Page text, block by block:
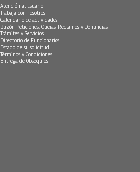
Atención al usuario
Trabaja con nosotros
Calendario de actividades
Buzón Peticiones, Quejas, Reclamos y Denuncias
Trámites y Servicios
Directorio de Funcionarios
Estado de su solicitud
Términos y Condiciones
Entrega de Obsequios